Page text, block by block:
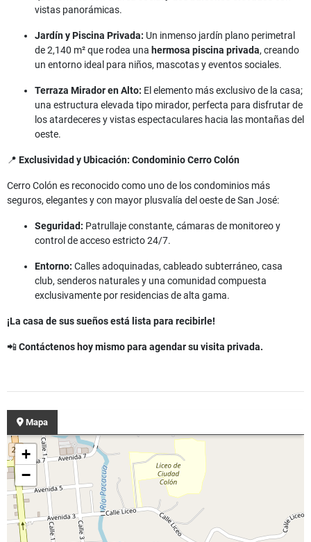
vistas panorámicas.
Jardín y Piscina Privada: Un inmenso jardín plano perimetral
de 2,140 m² que rodea una hermosa piscina privada, creando
un entorno ideal para niños, mascotas y eventos sociales.
Terraza Mirador en Alto: El elemento más exclusivo de la casa;
una estructura elevada tipo mirador, perfecta para disfrutar de
los atardeceres y vistas espectaculares hacia las montañas del
oeste.
📍 Exclusividad y Ubicación: Condominio Cerro Colón
Cerro Colón es reconocido como uno de los condominios más
seguros, elegantes y con mayor plusvalía del oeste de San José:
Seguridad: Patrullaje constante, cámaras de monitoreo y
control de acceso estricto 24/7.
Entorno: Calles adoquinadas, cableado subterráneo, casa
club, senderos naturales y una comunidad compuesta
exclusivamente por residencias de alta gama.
¡La casa de sus sueños está lista para recibirle!
📲Contáctenos hoy mismo para agendar su visita privada.
Mapa
+
−